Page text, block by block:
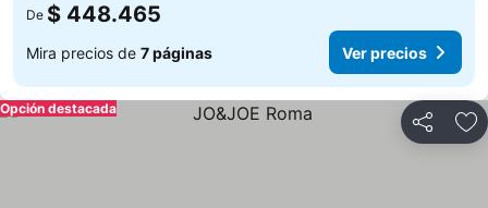
De $ 448.465
Mira precios de 7 páginas Ver precios
Compartir
Opción destacada